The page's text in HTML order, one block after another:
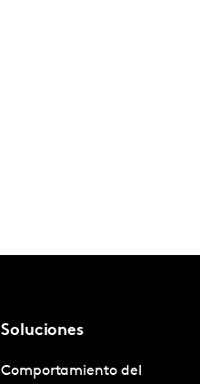
Soluciones
Comportamiento del